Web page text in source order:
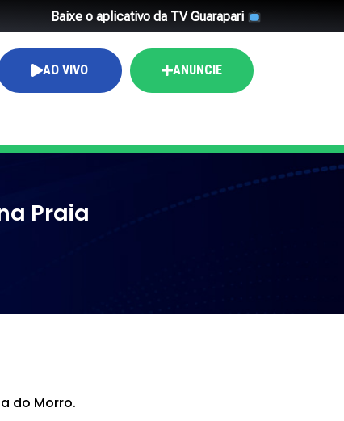
Baixe o aplicativo da TV Guarapari
AO VIVO ANUNCIE
Praia
do Morro.